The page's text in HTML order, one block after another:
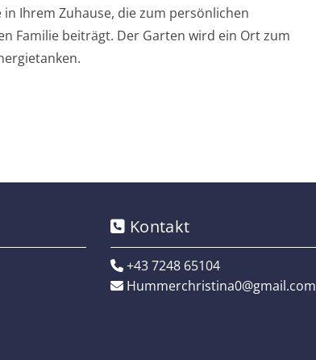
Ihrem Zuhause, die zum persönlichen
Familie beiträgt. Der Garten wird ein Ort zum
 Kontakt
 +43 7248 65104
 Hummerchristina0@gmail.com